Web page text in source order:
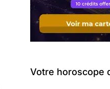
Votre horoscope